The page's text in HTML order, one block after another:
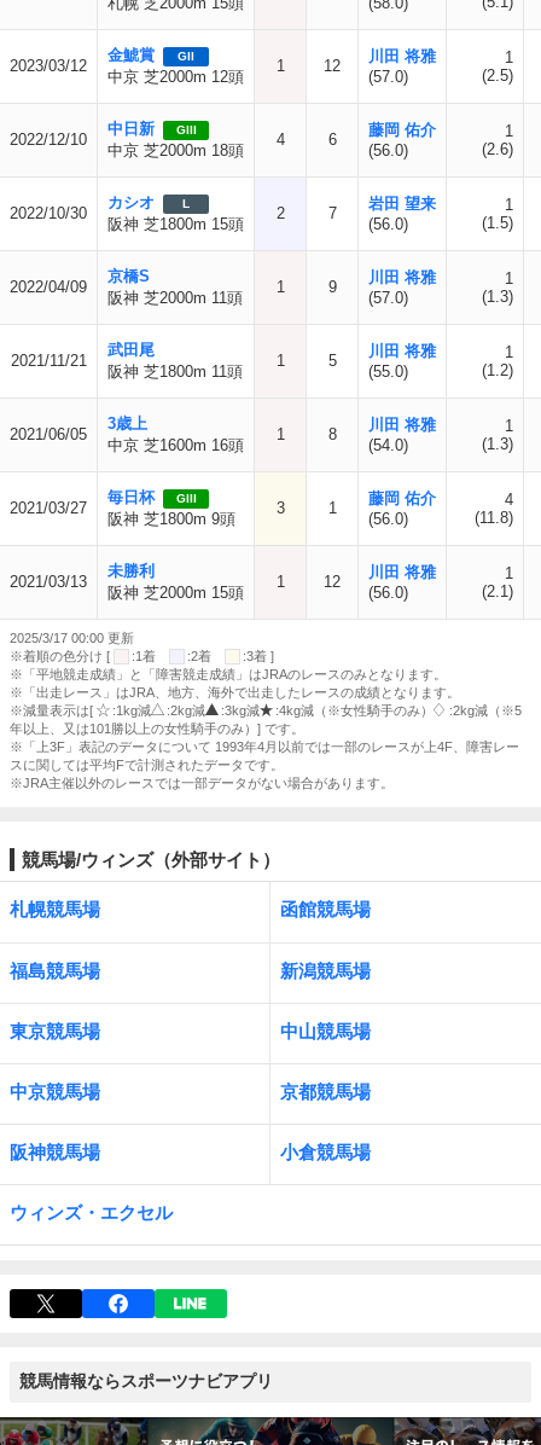
2023/03/12
金鯱賞 GII
中京 芝2000m 12頭
1 12
川田 将雅
(57.0)
1
(2.5)
2022/12/10
中日新 GIII
中京 芝2000m 18頭
4 6
藤岡 佑介
(56.0)
1
(2.6)
2022/10/30
カシオ L
阪神 芝1800m 15頭
2 7
岩田 望来
(56.0)
1
(1.5)
2022/04/09
京橋S
阪神 芝2000m 11頭
1 9
川田 将雅
(57.0)
1
(1.3)
2021/11/21
武田尾
阪神 芝1800m 11頭
1 5
川田 将雅
(55.0)
1
(1.2)
2021/06/05
3歳上
中京 芝1600m 16頭
1 8
川田 将雅
(54.0)
1
(1.3)
2021/03/27
毎日杯 GIII
阪神 芝1800m 9頭
3 1
藤岡 佑介
(56.0)
4
(11.8)
2021/03/13
未勝利
阪神 芝2000m 15頭
1 12
川田 将雅
(56.0)
1
(2.1)
2025/3/17 00:00 更新
※着順の色分け [
:1着 :2着
:3着 ]
※「平地競走成績」と「障害競走成績」はJRAのレースのみとなります。
※「出走レース」はJRA、地方、海外で出走したレースの成績となります。
※減量表示は[
:1kg減 :2kg減 :3kg減 :4kg減（※女性騎手のみ）
:2kg減（※5
年以上、又は101勝以上の女性騎手のみ）] です。
※「上3F」表記のデータについて 1993年4月以前では一部のレースが上4F、障害レー
スに関しては平均Fで計測されたデータです。
※JRA主催以外のレースでは一部データがない場合があります。
競馬場/ウィンズ（外部サイト）
札幌競馬場 函館競馬場
福島競馬場 新潟競馬場
東京競馬場 中山競馬場
中京競馬場 京都競馬場
阪神競馬場 小倉競馬場
ウィンズ・エクセル
競馬情報ならスポーツナビアプリ